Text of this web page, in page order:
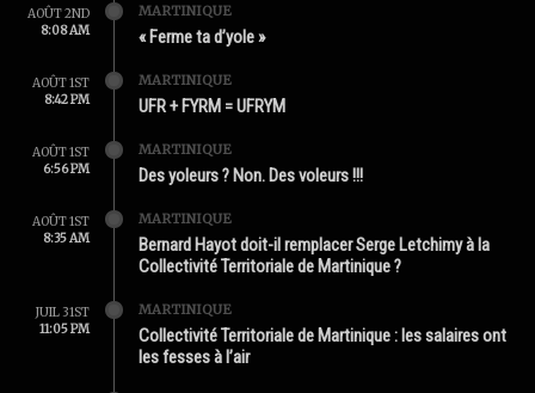
AOÛT 2ND
8:08 AM
MARTINIQUE
« Ferme ta d’yole »
AOÛT 1ST
8:42 PM
MARTINIQUE
UFR + FYRM = UFRYM
AOÛT 1ST
6:56 PM
MARTINIQUE
Des yoleurs ? Non. Des voleurs !!!
AOÛT 1ST
8:35 AM
MARTINIQUE
Bernard Hayot doit-il remplacer Serge Letchimy à la
Collectivité Territoriale de Martinique ?
JUIL 31ST
11:05 PM
MARTINIQUE
Collectivité Territoriale de Martinique : les salaires ont
les fesses à l’air